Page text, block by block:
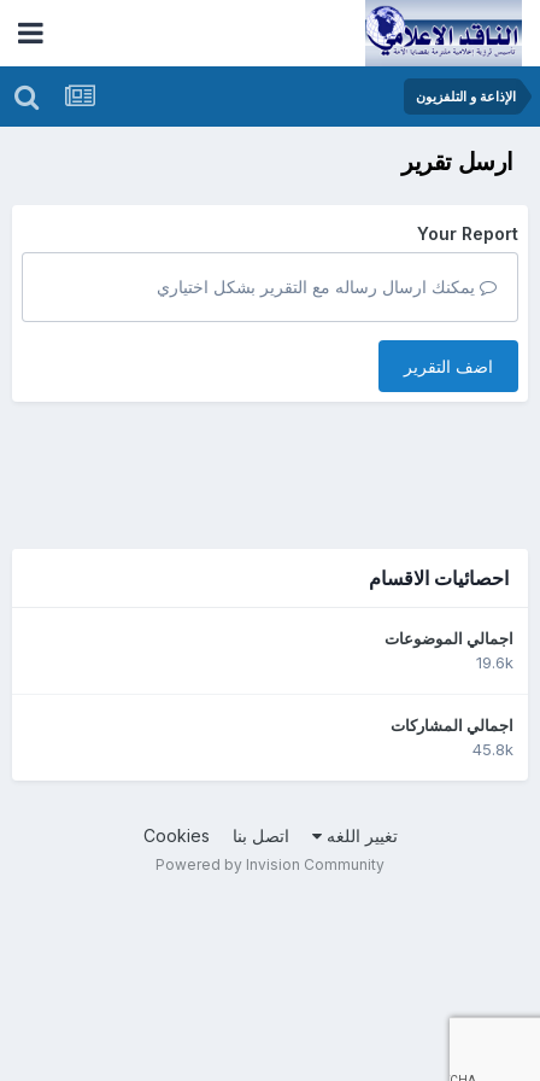
الإذاعة و التلفزيون
ارسل تقرير
Your Report
يمكنك ارسال رساله مع التقرير بشكل اختياري
اضف التقرير
احصائيات الاقسام
اجمالي الموضوعات
19.6k
اجمالي المشاركات
45.8k
تغيير اللغه اتصل بنا Cookies
Powered by Invision Community